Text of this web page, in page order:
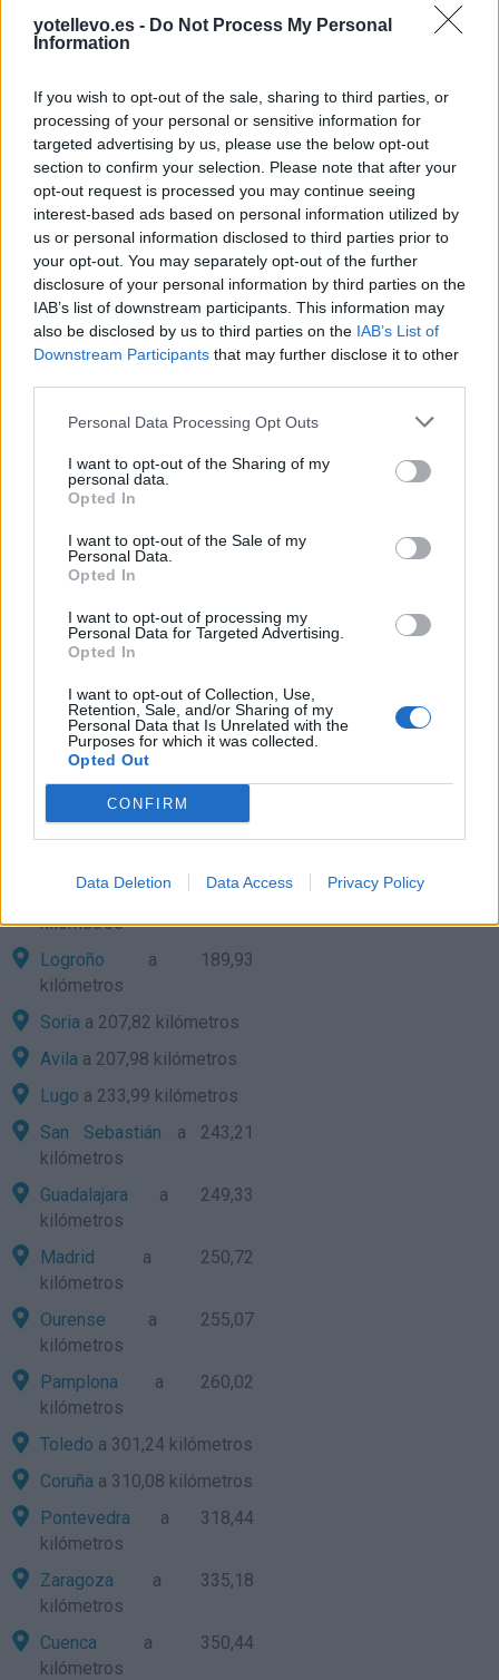
yotellevo.es - Do Not Process My Personal
Information
If you wish to opt-out of the sale, sharing to third parties, or
processing of your personal or sensitive information for
targeted advertising by us, please use the below opt-out
section to confirm your selection. Please note that after your
opt-out request is processed you may continue seeing
interest-based ads based on personal information utilized by
us or personal information disclosed to third parties prior to
your opt-out. You may separately opt-out of the further
disclosure of your personal information by third parties on the
IAB’s list of downstream participants. This information may
also be disclosed by us to third parties on the IAB’s List of
Downstream Participants that may further disclose it to other
Personal Data Processing Opt Outs
I want to opt-out of the Sharing of my
personal data.
Opted In
I want to opt-out of the Sale of my
Personal Data.
Opted In
I want to opt-out of processing my
Personal Data for Targeted Advertising.
Opted In
I want to opt-out of Collection, Use,
Retention, Sale, and/or Sharing of my
Personal Data that Is Unrelated with the
Purposes for which it was collected.
Opted Out
CONFIRM
Data Deletion Data Access Privacy Policy
kilómetros
kilómetros
Quintanilla de Onsoña a
10,51 kilómetros
Villarrabéa 11,74
kilómetros
Valderrábano
a 12,77
kilómetros
Pino del Ríoa 13,67
kilómetros
Burgosa 89,94 kilómetros
Valladolid
kilómetros
Oviedoa 127,68
Santandera 129,93
kilómetros
Zamoraa 139,59
kilómetros
Bilbaoa 170,71 kilómetros
a 174,89 kilómetros
Segoviaa 183,36
a 188,51
kilómetros
Logroño a 189,93
kilómetros
Soria a 207,82 kilómetros
Avila a 207,98 kilómetros
Lugo a 233,99 kilómetros
San Sebastián a 243,21
kilómetros
Guadalajara a 249,33
kilómetros
Madrid a 250,72
kilómetros
Ourense a 255,07
kilómetros
Pamplona a 260,02
kilómetros
Toledo a 301,24 kilómetros
Coruña a 310,08 kilómetros
Pontevedra a 318,44
kilómetros
Zaragoza a 335,18
kilómetros
Cuenca a 350,44
kilómetros
Vega
Precios de la
gasolina en
Villaluenga de la
Vega